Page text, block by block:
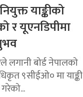
याङ्कीको
र यूएनडिपीमा
लगानी बोर्ड नेपालको
९सीईओ० मा याङ्की